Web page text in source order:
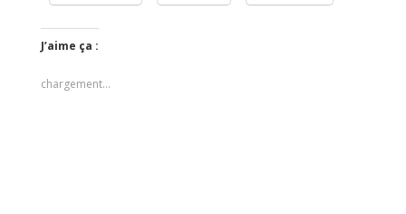
J’aime ça :
chargement…